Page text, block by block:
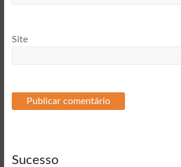
Site
Sucesso